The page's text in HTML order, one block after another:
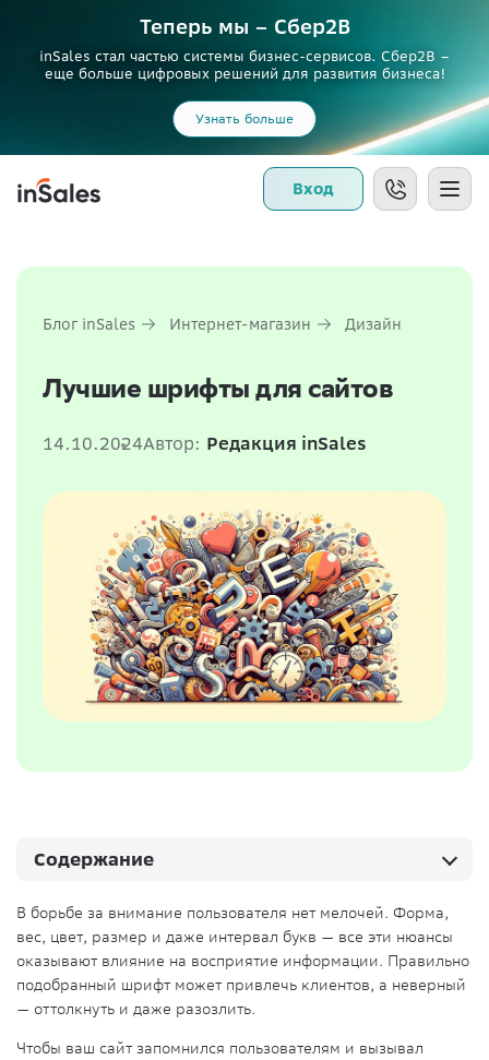
Теперь мы – Сбер2B
inSales стал частью системы бизнес-сервисов. Сбер2В –
еще больше цифровых решений для развития бизнеса!
Узнать больше
Вход
Блог inSales Интернет-магазин Дизайн
Лучшие шрифты для сайтов
14.10.2024Автор: Редакция inSales
В борьбе за внимание пользователя нет мелочей. Форма,
вес, цвет, размер и даже интервал букв — все эти нюансы
оказывают влияние на восприятие информации. Правильно
подобранный шрифт может привлечь клиентов, а неверный
— оттолкнуть и даже разозлить.
Чтобы ваш сайт запомнился пользователям и вызывал
Содержание